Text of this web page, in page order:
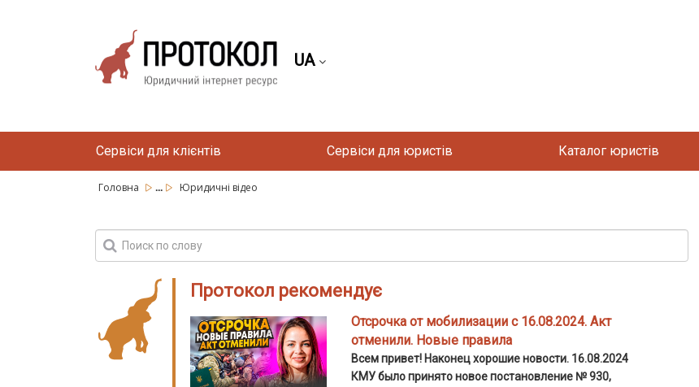
UA
Сервіси для клієнтів Сервіси для юристів Каталог юристів
Головна ... Юридичні відео
Протокол рекомендує
Отсрочка от мобилизации с 16.08.2024. Акт
отменили. Новые правила
Всем привет! Наконец хорошие новости. 16.08.2024
КМУ было принято новое постановление № 930,
2026-08-05